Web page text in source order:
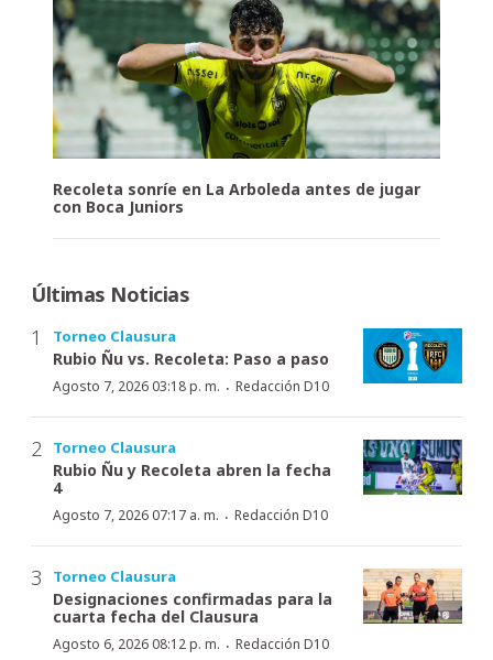
Recoleta sonríe en La Arboleda antes de jugar
con Boca Juniors
Últimas Noticias
Torneo Clausura
Rubio Ñu vs. Recoleta: Paso a paso
Agosto 7, 2026 03:18 p. m. · Redacción D10
Torneo Clausura
Rubio Ñu y Recoleta abren la fecha
4
Agosto 7, 2026 07:17 a. m. · Redacción D10
Torneo Clausura
Designaciones confirmadas para la
cuarta fecha del Clausura
Agosto 6, 2026 08:12 p. m. · Redacción D10